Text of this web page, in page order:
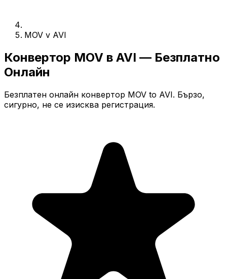
MOV v AVI
Конвертор MOV в AVI — Безплатно
Онлайн
Безплатен онлайн конвертор MOV to AVI. Бързо,
сигурно, не се изисква регистрация.